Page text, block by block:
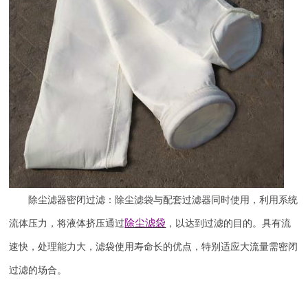
除尘滤器密闭过滤：除尘滤袋与配套过滤器同时使用，利用系统
流体压力，将液体挤压通过除尘滤袋 ，以达到过滤的目的。具有流
速快，处理能力大，滤袋使用寿命长的优点，特别适应大流量需密闭
过滤的场合。